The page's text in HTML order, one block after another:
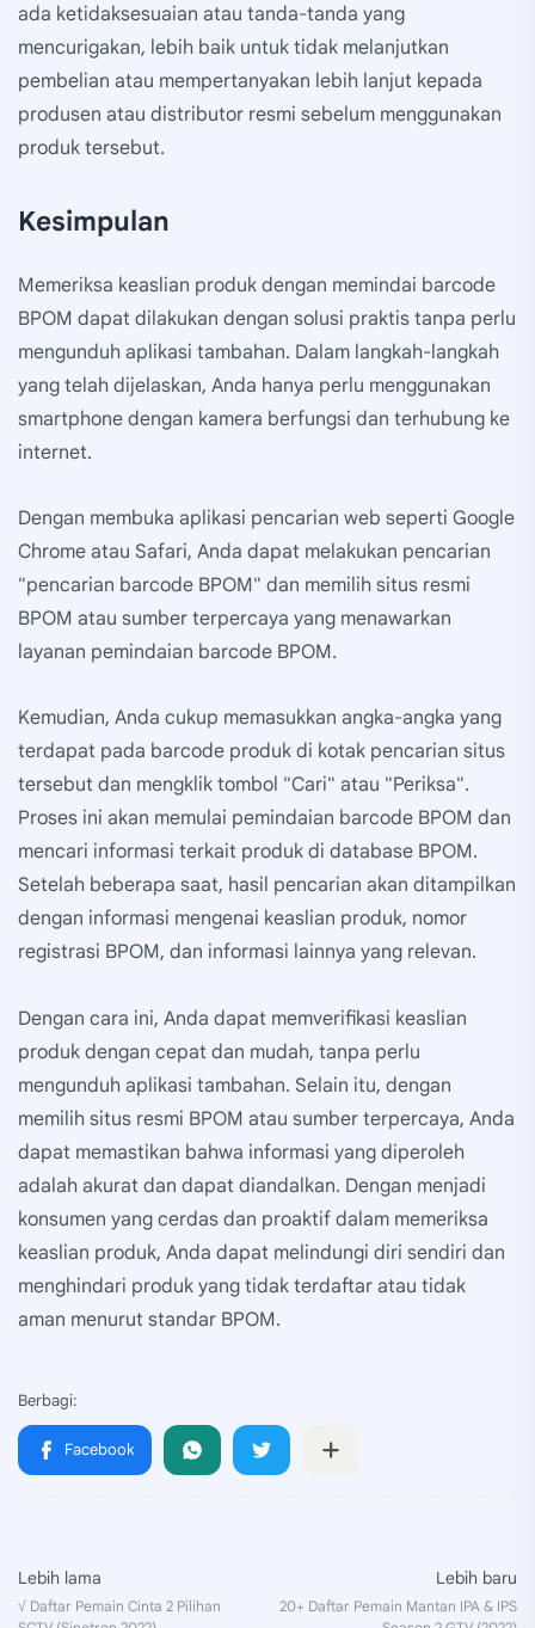
ada ketidaksesuaian atau tanda-tanda yang
mencurigakan, lebih baik untuk tidak melanjutkan
pembelian atau mempertanyakan lebih lanjut kepada
produsen atau distributor resmi sebelum menggunakan
produk tersebut.
Kesimpulan
Memeriksa keaslian produk dengan memindai barcode
BPOM dapat dilakukan dengan solusi praktis tanpa perlu
mengunduh aplikasi tambahan. Dalam langkah-langkah
yang telah dijelaskan, Anda hanya perlu menggunakan
smartphone dengan kamera berfungsi dan terhubung ke
internet.
Dengan membuka aplikasi pencarian web seperti Google
Chrome atau Safari, Anda dapat melakukan pencarian
"pencarian barcode BPOM" dan memilih situs resmi
BPOM atau sumber terpercaya yang menawarkan
layanan pemindaian barcode BPOM.
Kemudian, Anda cukup memasukkan angka-angka yang
terdapat pada barcode produk di kotak pencarian situs
tersebut dan mengklik tombol "Cari" atau "Periksa".
Proses ini akan memulai pemindaian barcode BPOM dan
mencari informasi terkait produk di database BPOM.
Setelah beberapa saat, hasil pencarian akan ditampilkan
dengan informasi mengenai keaslian produk, nomor
registrasi BPOM, dan informasi lainnya yang relevan.
Dengan cara ini, Anda dapat memverifikasi keaslian
produk dengan cepat dan mudah, tanpa perlu
mengunduh aplikasi tambahan. Selain itu, dengan
memilih situs resmi BPOM atau sumber terpercaya, Anda
dapat memastikan bahwa informasi yang diperoleh
adalah akurat dan dapat diandalkan. Dengan menjadi
konsumen yang cerdas dan proaktif dalam memeriksa
keaslian produk, Anda dapat melindungi diri sendiri dan
menghindari produk yang tidak terdaftar atau tidak
aman menurut standar BPOM.